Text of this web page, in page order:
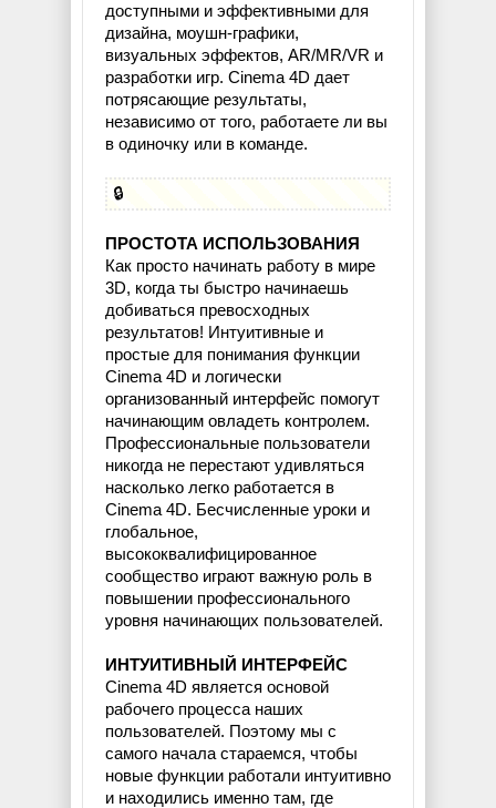
доступными и эффективными для
дизайна, моушн-графики,
визуальных эффектов, AR/MR/VR и
разработки игр. Cinema 4D дает
потрясающие результаты,
независимо от того, работаете ли вы
в одиночку или в команде.
🔒
ПРОСТОТА ИСПОЛЬЗОВАНИЯ
Как просто начинать работу в мире
3D, когда ты быстро начинаешь
добиваться превосходных
результатов! Интуитивные и
простые для понимания функции
Cinema 4D и логически
организованный интерфейс помогут
начинающим овладеть контролем.
Профессиональные пользователи
никогда не перестают удивляться
насколько легко работается в
Cinema 4D. Бесчисленные уроки и
глобальное,
высококвалифицированное
сообщество играют важную роль в
повышении профессионального
уровня начинающих пользователей.
ИНТУИТИВНЫЙ ИНТЕРФЕЙС
Cinema 4D является основой
рабочего процесса наших
пользователей. Поэтому мы с
самого начала стараемся, чтобы
новые функции работали интуитивно
и находились именно там, где